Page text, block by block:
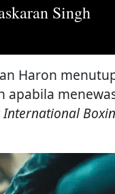
Singh
Haron
apabila
International